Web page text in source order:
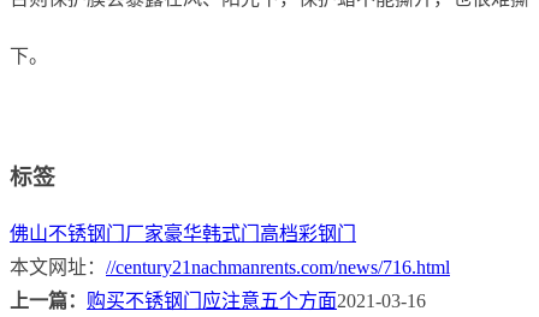
下。
标签
佛山不锈钢门厂家豪华韩式门 高档彩钢门
本文网址： //century21nachmanrents.com/news/716.html
上一篇： 购买不锈钢门应注意五个方面2021-03-16